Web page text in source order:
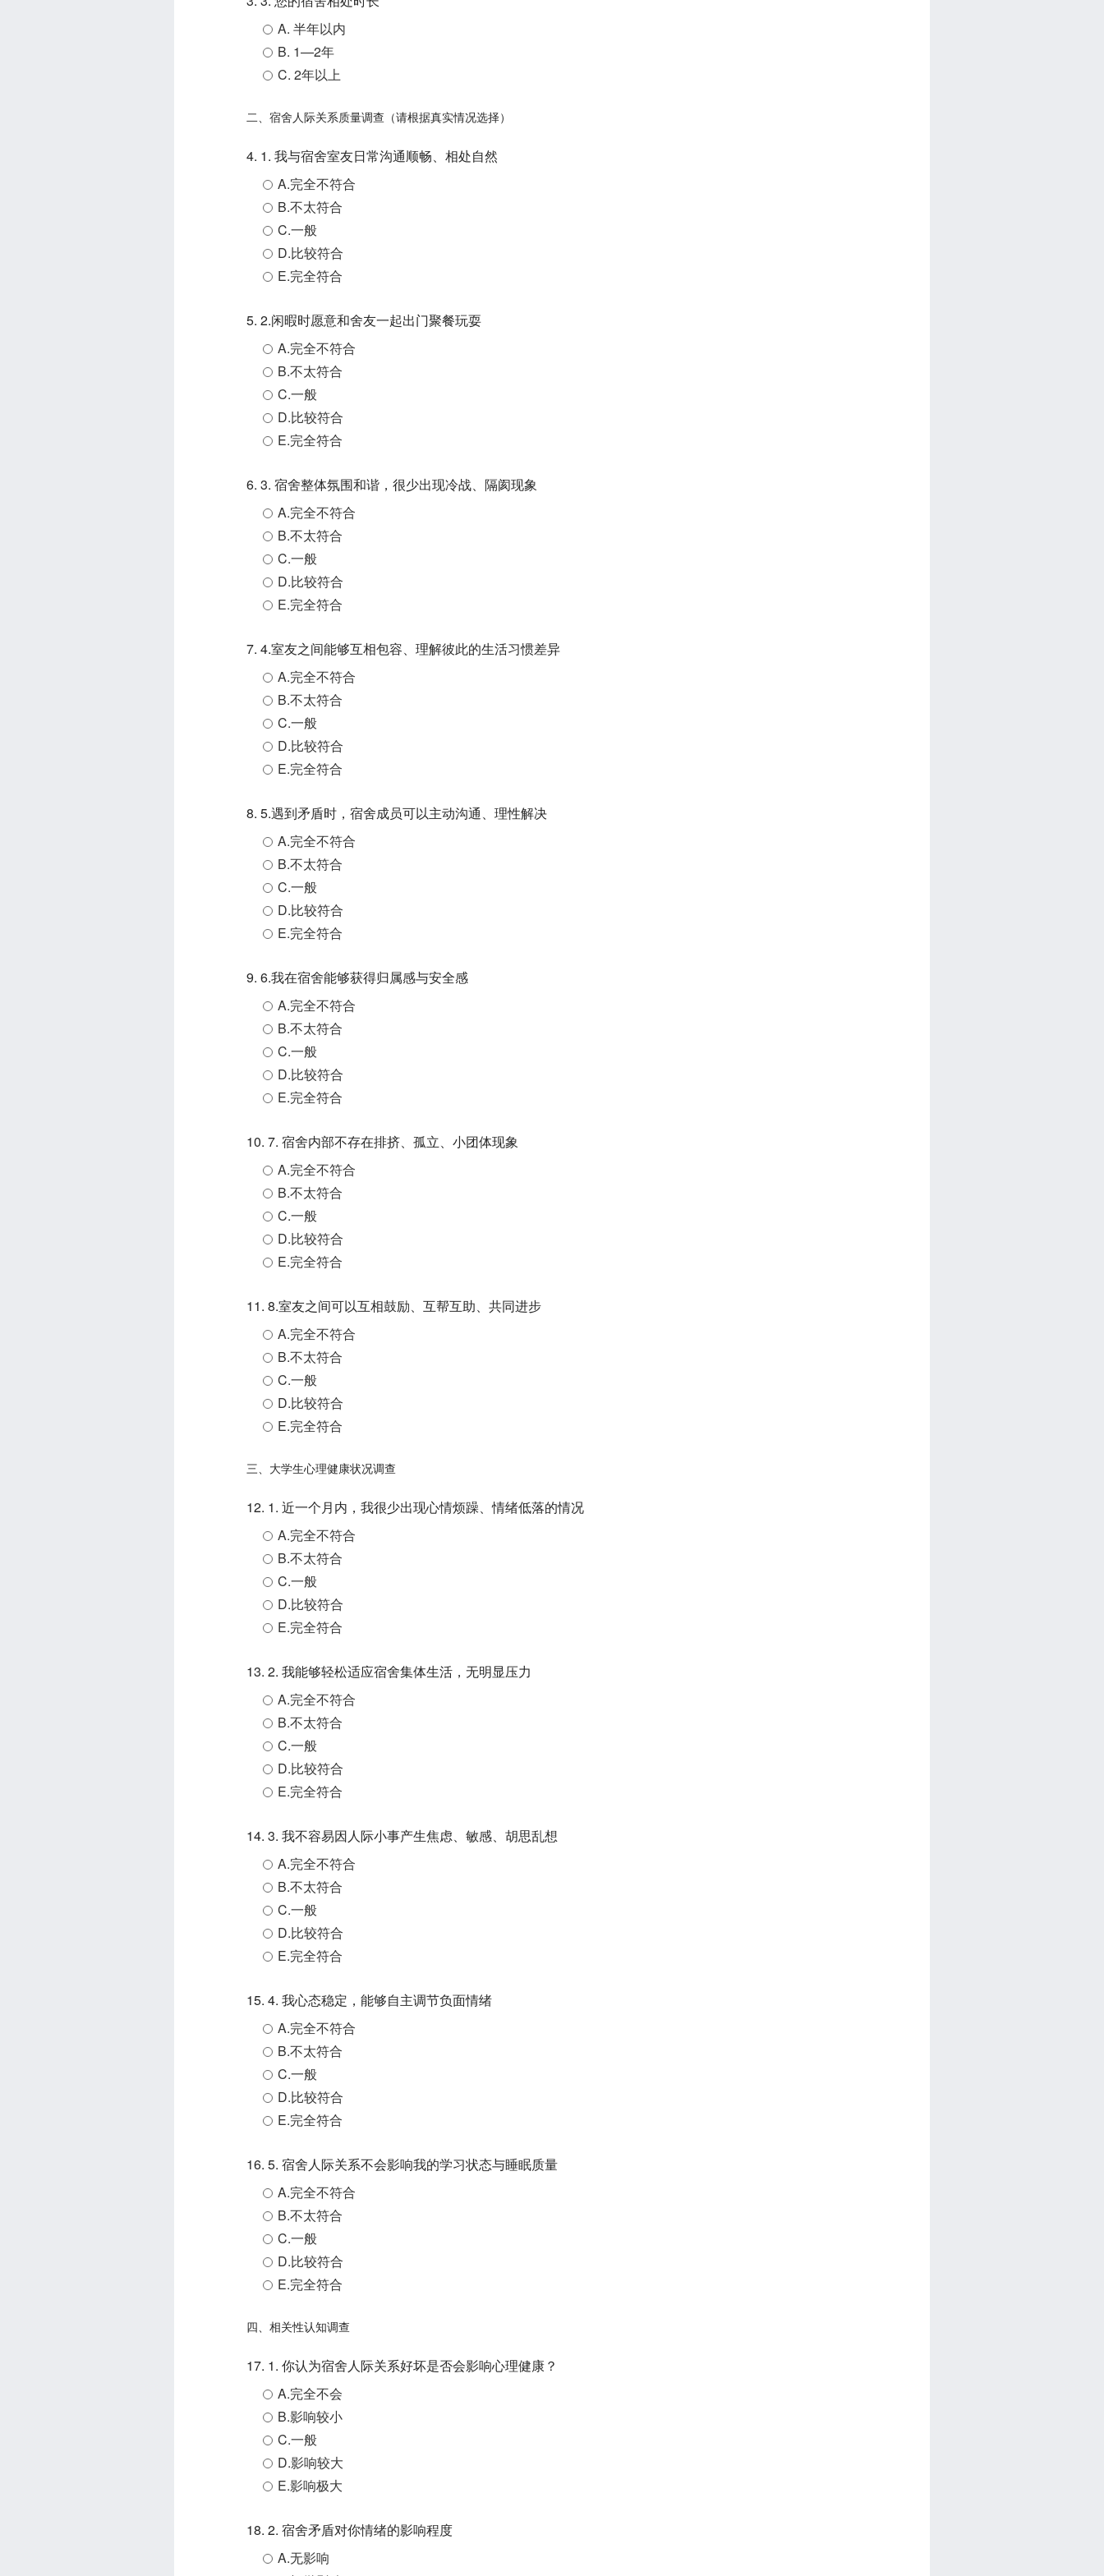
A. 半年以内
B. 1—2年
C. 2年以上
二、宿舍人际关系质量调查（请根据真实情况选择）
4. 1. 我与宿舍室友日常沟通顺畅、相处自然
A.完全不符合
B.不太符合
C.一般
D.比较符合
E.完全符合
5. 2.闲暇时愿意和舍友一起出门聚餐玩耍
A.完全不符合
B.不太符合
C.一般
D.比较符合
E.完全符合
6. 3. 宿舍整体氛围和谐，很少出现冷战、隔阂现象
A.完全不符合
B.不太符合
C.一般
D.比较符合
E.完全符合
7. 4.室友之间能够互相包容、理解彼此的生活习惯差异
A.完全不符合
B.不太符合
C.一般
D.比较符合
E.完全符合
8. 5.遇到矛盾时，宿舍成员可以主动沟通、理性解决
A.完全不符合
B.不太符合
C.一般
D.比较符合
E.完全符合
9. 6.我在宿舍能够获得归属感与安全感
A.完全不符合
B.不太符合
C.一般
D.比较符合
E.完全符合
10. 7. 宿舍内部不存在排挤、孤立、小团体现象
A.完全不符合
B.不太符合
C.一般
D.比较符合
E.完全符合
11. 8.室友之间可以互相鼓励、互帮互助、共同进步
A.完全不符合
B.不太符合
C.一般
D.比较符合
E.完全符合
三、大学生心理健康状况调查
12. 1. 近一个月内，我很少出现心情烦躁、情绪低落的情况
A.完全不符合
B.不太符合
C.一般
D.比较符合
E.完全符合
13. 2. 我能够轻松适应宿舍集体生活，无明显压力
A.完全不符合
B.不太符合
C.一般
D.比较符合
E.完全符合
14. 3. 我不容易因人际小事产生焦虑、敏感、胡思乱想
A.完全不符合
B.不太符合
C.一般
D.比较符合
E.完全符合
15. 4. 我心态稳定，能够自主调节负面情绪
A.完全不符合
B.不太符合
C.一般
D.比较符合
E.完全符合
16. 5. 宿舍人际关系不会影响我的学习状态与睡眠质量
A.完全不符合
B.不太符合
C.一般
D.比较符合
E.完全符合
四、相关性认知调查
17. 1. 你认为宿舍人际关系好坏是否会影响心理健康？
A.完全不会
B.影响较小
C.一般
D.影响较大
E.影响极大
18. 2. 宿舍矛盾对你情绪的影响程度
A.无影响